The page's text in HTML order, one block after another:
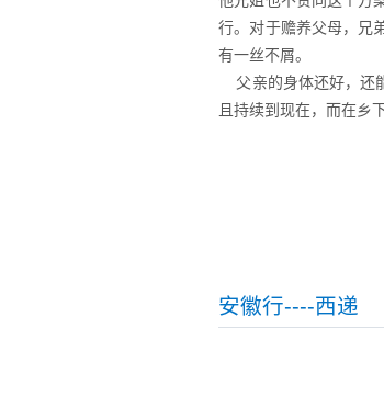
行。对于赡养父母，兄
有一丝不屑。
父亲的身体还好，还
且持续到现在，而在乡
安徽行----西递